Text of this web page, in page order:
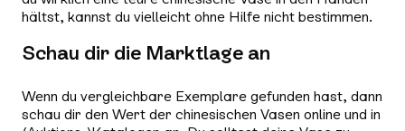
hältst, kannst du vielleicht ohne Hilfe nicht bestimmen.
Schau dir die Marktlage an
Wenn du vergleichbare Exemplare gefunden hast, dann
schau dir den Wert der chinesischen Vasen online und in